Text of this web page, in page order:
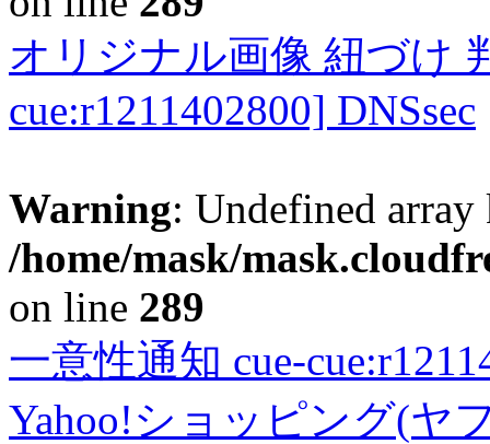
オリジナル画像 紐づけ
cue:r1211402800] DNSsec
Warning: Undefined
/home/mask/
on line 289
一意性通知 cue-
Yahoo!ショッピング(ヤ